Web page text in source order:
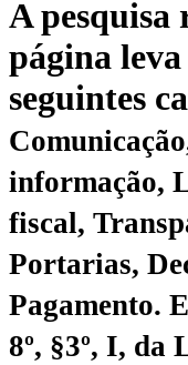
A pesquisa
página leva
seguintes
informação,
fiscal,
Portarias,
Pagamento.
8º, §3º, I, da